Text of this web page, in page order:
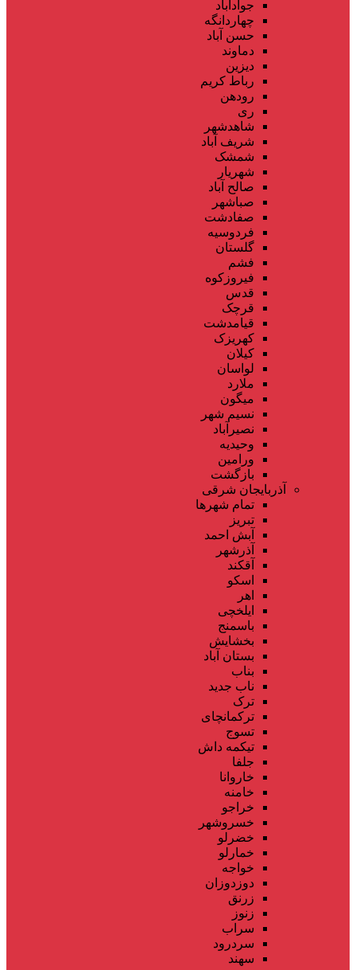
جوادآباد
چهاردانگه
حسن آباد
دماوند
دیزین
رباط کریم
رودهن
ری
شاهدشهر
شریف آباد
شمشک
شهریار
صالح آباد
صباشهر
صفادشت
فردوسیه
گلستان
فشم
فیروزکوه
قدس
قرچک
قیامدشت
کهریزک
کیلان
لواسان
ملارد
میگون
نسیم شهر
نصیرآباد
وحیدیه
ورامین
بازگشت
آذربایجان شرقی
تمام شهر‌ها
تبریز
آبش احمد
آذرشهر
آقکند
اسکو
اهر
ایلخچی
باسمنج
بخشایش
بستان آباد
بناب
ناب جدید
ترک
ترکمانچای
تسوج
تیکمه داش
جلفا
خاروانا
خامنه
خراجو
خسروشهر
خضرلو
خمارلو
خواجه
دوزدوزان
زرنق
زنوز
سراب
سردرود
سهند